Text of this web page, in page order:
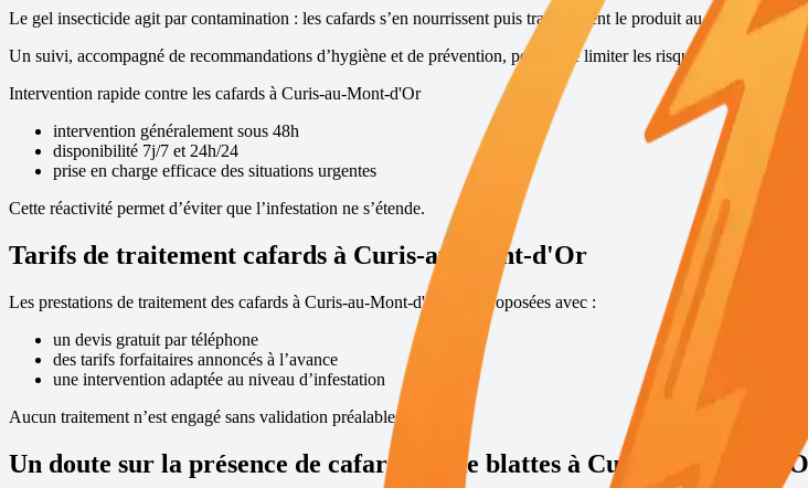
Le gel insecticide agit par contamination : les cafards s’en nourrissent puis transmettent le produit au reste de la
Un suivi, accompagné de recommandations d’hygiène et de prévention, permet de limiter les risques de récidive.
Intervention rapide contre les cafards à Curis-au-Mont-d'Or
intervention généralement sous 48h
disponibilité 7j/7 et 24h/24
prise en charge efficace des situations urgentes
Cette réactivité permet d’éviter que l’infestation ne s’étende.
Tarifs de traitement cafards à Curis-au-Mont-d'Or
Les prestations de traitement des cafards à Curis-au-Mont-d'Or
sont proposées avec :
un devis gratuit par téléphone
des tarifs forfaitaires annoncés à l’avance
une intervention adaptée au niveau d’infestation
Aucun traitement n’est engagé sans validation préalable.
Un doute sur la présence de cafards ou de blattes à Curis-au-Mont-